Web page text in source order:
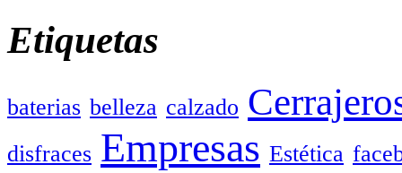
Etiquetas
baterias belleza calzado
disfraces Empresas Estética